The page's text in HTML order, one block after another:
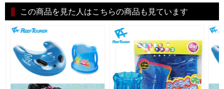
この商品を見た人はこちらの商品も見ています